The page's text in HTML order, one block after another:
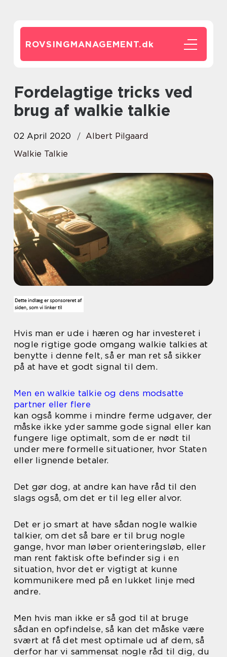
ROVSINGMANAGEMENT.dk
Fordelagtige tricks ved
brug af walkie talkie
02 April 2020
Albert Pilgaard
Walkie Talkie
Hvis man er ude i hæren og har investeret i
nogle rigtige gode omgang walkie talkies at
benytte i denne felt, så er man ret så sikker
på at have et godt signal til dem.
Men en walkie talkie og dens modsatte
partner eller flere
kan også komme i mindre ferme udgaver, der
måske ikke yder samme gode signal eller kan
fungere lige optimalt, som de er nødt til
under mere formelle situationer, hvor Staten
eller lignende betaler.
Det gør dog, at andre kan have råd til den
slags også, om det er til leg eller alvor.
Det er jo smart at have sådan nogle walkie
talkier, om det så bare er til brug nogle
gange, hvor man løber orienteringsløb, eller
man rent faktisk ofte befinder sig i en
situation, hvor det er vigtigt at kunne
kommunikere med på en lukket linje med
andre.
Men hvis man ikke er så god til at bruge
sådan en opfindelse, så kan det måske være
svært at få det mest optimale ud af dem, så
derfor har vi sammensat nogle råd til dig, du